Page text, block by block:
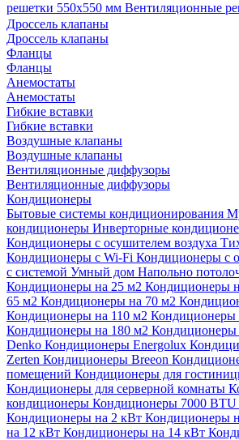
решетки 550х550 мм Вентиляционные
Дроссель клапаны
Дроссель клапаны
Фланцы
Фланцы
Анемостаты
Анемостаты
Гибкие вставки
Гибкие вставки
Воздушные клапаны
Воздушные клапаны
Вентиляционные диффузоры
Вентиляционные диффузоры
Кондиционеры
Бытовые системы кондиционирования
кондиционеры Инверторные
Кондиционеры с осушителем воздуха
Кондиционеры с Wi-Fi Кондиционеры с
с системой Умный дом Напольно
Кондиционеры на 25 м2 Кондиционеры
65 м2 Кондиционеры на 70 м2
Кондиционеры на 110 м2 Кондиционеры
Кондиционеры на 180 м2 Кондиционеры
Denko Кондиционеры Energolux
Zerten Кондиционеры Breeon
помещений Кондиционеры для
Кондиционеры для серверной комнаты
кондиционеры Кондиционеры 7000 BTU
Кондиционеры на 2 кВт Кондиционеры
на 12 кВт Кондиционеры на 14 кВт